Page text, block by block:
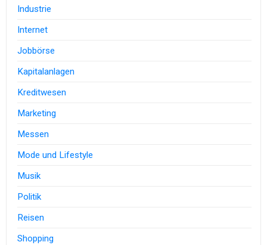
Industrie
Internet
Jobbörse
Kapitalanlagen
Kreditwesen
Marketing
Messen
Mode und Lifestyle
Musik
Politik
Reisen
Shopping